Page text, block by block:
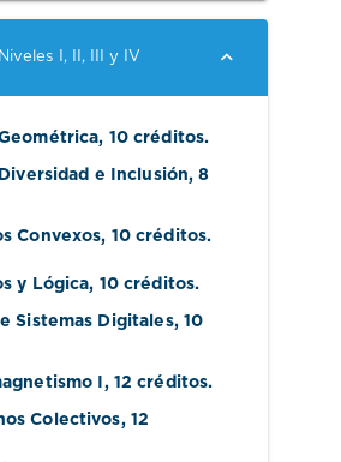
I, II, III y IV
, 10 créditos.
e Inclusión, 8
Convexos, 10 créditos.
y Lógica, 10 créditos.
Sistemas Digitales, 10
I , 12 créditos.
Colectivos, 12